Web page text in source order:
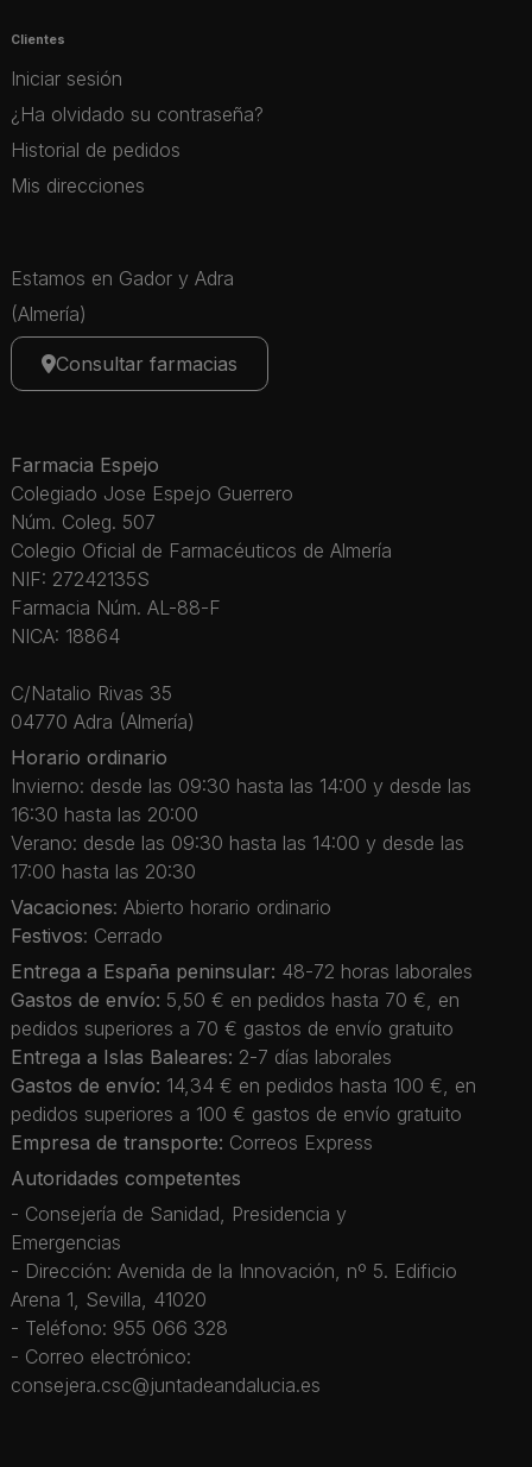
Clientes
Iniciar sesión
¿Ha olvidado su contraseña?
Historial de pedidos
Mis direcciones
Estamos en Gador y Adra
(Almería)
Consultar farmacias
Farmacia Espejo
Colegiado Jose Espejo Guerrero
Núm. Coleg. 507
Colegio Oficial de Farmacéuticos de Almería
NIF: 27242135S
Farmacia Núm. AL-88-F
NICA: 18864
C/Natalio Rivas 35
04770 Adra (Almería)
Horario ordinario
Invierno: desde las 09:30 hasta las 14:00 y desde las
16:30 hasta las 20:00
Verano: desde las 09:30 hasta las 14:00 y desde las
17:00 hasta las 20:30
Vacaciones: Abierto horario ordinario
Festivos: Cerrado
Entrega a España peninsular: 48-72 horas laborales
Gastos de envío: 5,50 € en pedidos hasta 70 €, en
pedidos superiores a 70 € gastos de envío gratuito
Entrega a Islas Baleares: 2-7 días laborales
Gastos de envío: 14,34 € en pedidos hasta 100 €, en
pedidos superiores a 100 € gastos de envío gratuito
Empresa de transporte: Correos Express
Autoridades competentes
- Consejería de Sanidad, Presidencia y
Emergencias
- Dirección: Avenida de la Innovación, nº 5. Edificio
Arena 1, Sevilla, 41020
- Teléfono: 955 066 328
- Correo electrónico:
consejera.csc@juntadeandalucia.es